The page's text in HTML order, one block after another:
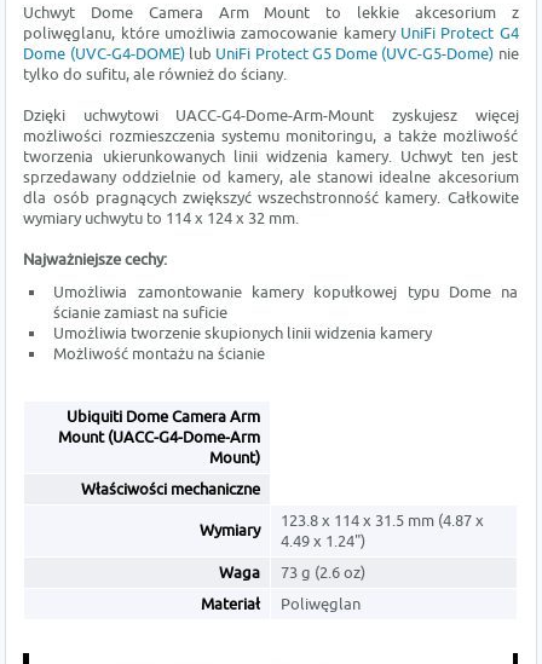
Uchwyt Dome Camera Arm Mount to lekkie akcesorium z
poliwęglanu, które umożliwia zamocowanie kamery UniFi Protect G4
Dome (UVC-G4-DOME)lub UniFi Protect G5 Dome (UVC-G5-Dome) nie
tylko do sufitu, ale również do ściany.
Dzięki uchwytowi UACC-G4-Dome-Arm-Mount zyskujesz więcej
możliwości rozmieszczenia systemu monitoringu, a także możliwość
tworzenia ukierunkowanych linii widzenia kamery. Uchwyt ten jest
sprzedawany oddzielnie od kamery, ale stanowi idealne akcesorium
dla osób pragnących zwiększyć wszechstronność kamery. Całkowite
wymiary uchwytu to 114 x 124 x 32 mm.
Najważniejsze cechy:
Umożliwia zamontowanie kamery kopułkowej typu Dome na
ścianie zamiast na suficie
Umożliwia tworzenie skupionych linii widzenia kamery
Możliwość montażu na ścianie
Ubiquiti Dome Camera Arm
Mount (UACC-G4-Dome-Arm
Mount)
Właściwości mechaniczne
Wymiary
123.8 x 114 x 31.5 mm (4.87 x
4.49 x 1.24")
Waga
73 g (2.6 oz)
Materiał
Poliwęglan